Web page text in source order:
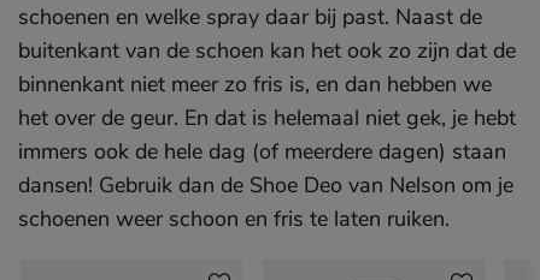
schoenen en welke spray daar bij past. Naast de
buitenkant van de schoen kan het ook zo zijn dat de
binnenkant niet meer zo fris is, en dan hebben we
het over de geur. En dat is helemaal niet gek, je hebt
immers ook de hele dag (of meerdere dagen) staan
dansen! Gebruik dan de Shoe Deo van Nelson om je
schoenen weer schoon en fris te laten ruiken.